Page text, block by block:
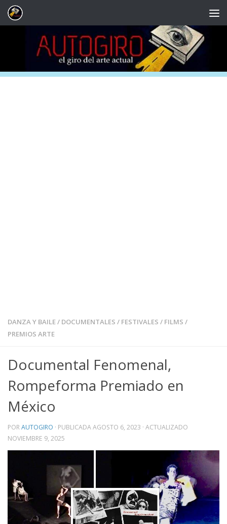
Saltar al contenido
DANZA Y BAILE/ DOCUMENTALES / FESTIVALES / FILMS /
PREMIOS ARTE
Documental Fenomenal,
Rompeforma Premiado en
México
PORAUTOGIRO · PUBLICADAAGOSTO 6, 2023 · ACTUALIZADO
NOVIEMBRE 9, 2025